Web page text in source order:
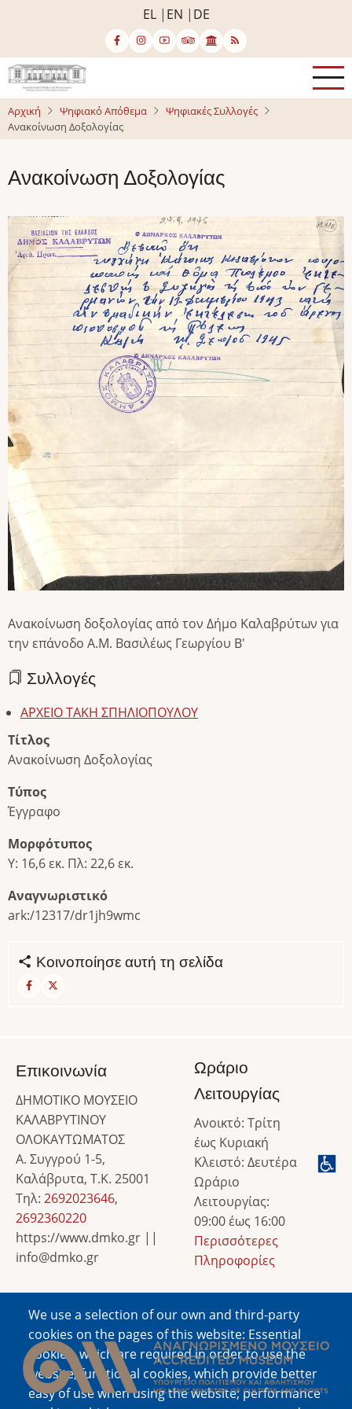
κυρίως
περιεχόμενο
EL EN DE
Αρχική Ψηφιακό Απόθεμα
Ψηφιακές Συλλογές
Ανακοίνωση Δοξολογίας
Ανακοίνωση Δοξολογίας
Image
Ανακοίνωση δοξολογίας από τον Δήμο Καλαβρύτων για
την επάνοδο Α.Μ. Βασιλέως Γεωργίου Β'
Συλλογές
ΑΡΧΕΙΟ ΤΑΚΗ ΣΠΗΛΙΟΠΟΥΛΟΥ
Τίτλος
Ανακοίνωση Δοξολογίας
Τύπος
Έγγραφο
Μορφότυπος
Υ: 16,6 εκ. Πλ: 22,6 εκ.
Αναγνωριστικό
ark:/12317/dr1jh9wmc
Κοινοποίησε αυτή τη σελίδα
We use a selection of our own and third-party
cookies on the pages of this website: Essential
cookies, which are required in order to use the
website; functional cookies, which provide better
easy of use when using the website; performance
Επικοινωνία
ΔΗΜΟΤΙΚΟ ΜΟΥΣΕΙΟ
ΚΑΛΑΒΡΥΤΙΝΟΥ
ΟΛΟΚΑΥΤΩΜΑΤΟΣ
Α. Συγγρού 1-5,
Καλάβρυτα, Τ.Κ. 25001
Τηλ: 2692023646,
2692360220
https://www.dmko.gr ||
info@dmko.gr
Ωράριο
Λειτουργίας
Ανοικτό: Τρίτη
έως Κυριακή
Κλειστό: Δευτέρα
Ωράριο
Λειτουργίας:
09:00 έως 16:00
Περισσότερες
Πληροφορίες
Image